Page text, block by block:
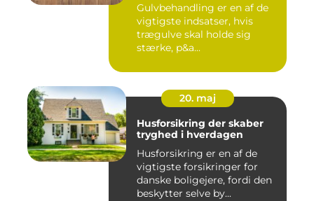
Gulvbehandling er en af de
vigtigste indsatser, hvis
trægulve skal holde sig
stærke, p&a...
20. maj
Husforsikring der skaber
tryghed i hverdagen
Husforsikring er en af de
vigtigste forsikringer for
danske boligejere, fordi den
beskytter selve by...